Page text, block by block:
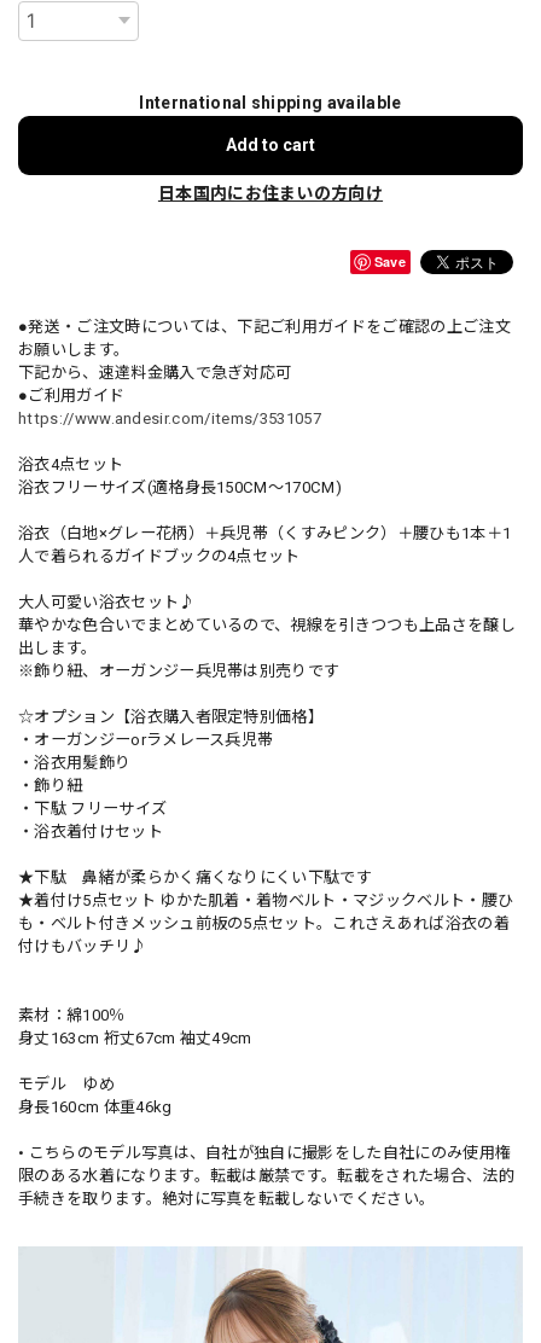
International shipping available
Add to cart
日本国内にお住まいの方向け
Save
●発送・ご注文時については、下記ご利用ガイドをご確認の上ご注文
お願いします。
下記から、速達料金購入で急ぎ対応可
●ご利用ガイド
https://www.andesir.com/items/3531057
浴衣4点セット
浴衣フリーサイズ(適格身長150CM～170CM)
浴衣（白地×グレー花柄）＋兵児帯（くすみピンク）＋腰ひも1本＋1
人で着られるガイドブックの4点セット
大人可愛い浴衣セット♪
華やかな色合いでまとめているので、視線を引きつつも上品さを醸し
出します。
※飾り紐、オーガンジー兵児帯は別売りです
☆オプション【浴衣購入者限定特別価格】
・オーガンジーorラメレース兵児帯
・浴衣用髪飾り
・飾り紐
・下駄 フリーサイズ
・浴衣着付けセット
★下駄 鼻緒が柔らかく痛くなりにくい下駄です
★着付け5点セット ゆかた肌着・着物ベルト・マジックベルト・腰ひ
も・ベルト付きメッシュ前板の5点セット。これさえあれば浴衣の着
付けもバッチリ♪
素材：綿100％
身丈163cm 裄丈67cm 袖丈49cm
モデル ゆめ
身長160cm 体重46kg
• こちらのモデル写真は、自社が独自に撮影をした自社にのみ使用権
限のある水着になります。転載は厳禁です。転載をされた場合、法的
手続きを取ります。絶対に写真を転載しないでください。